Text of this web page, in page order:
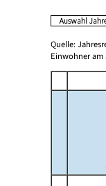
Quelle:
Einwohner am